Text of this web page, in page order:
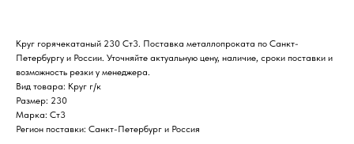
Круг горячекатаный 230 Ст3. Поставка металлопроката по Санкт-
Петербургу и России. Уточняйте актуальную цену, наличие, сроки поставки и
возможность резки у менеджера.
Вид товара: Круг г/к
Размер: 230
Марка: Ст3
Регион поставки: Санкт-Петербург и Россия